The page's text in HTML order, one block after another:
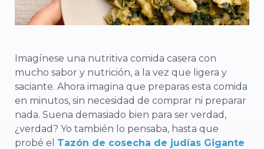
Imagínese una nutritiva comida casera con
mucho sabor y nutrición, a la vez que ligera y
saciante. Ahora imagina que preparas esta comida
en minutos, sin necesidad de comprar ni preparar
nada. Suena demasiado bien para ser verdad,
¿verdad? Yo también lo pensaba, hasta que
probé el Tazón de cosecha de judías Gigante